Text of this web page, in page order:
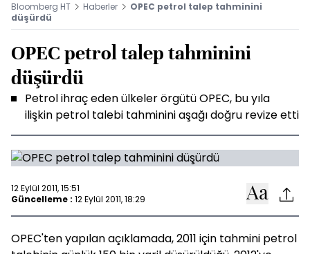
Bloomberg HT Haberler
OPEC petrol talep tahminini
düşürdü
OPEC petrol talep tahminini
düşürdü
Petrol ihraç eden ülkeler örgütü OPEC, bu yıla
ilişkin petrol talebi tahminini aşağı doğru revize etti
12 Eylül 2011, 15:51
Güncelleme : 12 Eylül 2011, 18:29
OPEC'ten yapılan açıklamada, 2011 için tahmini petrol